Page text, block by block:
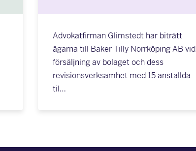
Advokatfirman Glimstedt har biträtt
ägarna till Baker Tilly Norrköping AB vid
försäljning av bolaget och dess
revisionsverksamhet med 15 anställda
til…